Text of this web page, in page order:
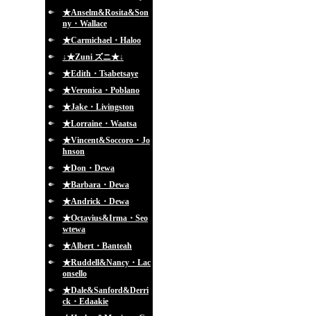
★Anselm&Rosita&Son
ny・Wallace
★Carmichael・Haloo
↓★Zuni ズニ★↓
★Edith・Tsabetsaye
★Veronica・Poblano
★Jake・Livingston
★Lorraine・Waatsa
★Vincent&Soccoro・Jo
hnson
★Don・Dewa
★Barbara・Dewa
★Andrick・Dewa
★Octavius&Irma・Seo
wtewa
★Albert・Banteah
★Ruddell&Nancy・Lac
onsello
★Dale&Sanford&Derri
ck・Edaakie